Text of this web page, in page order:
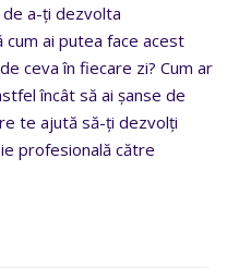
de a-ți dezvolta
cum ai putea face acest
ceva în fiecare zi? Cum ar
încât să ai șanse de
te ajută să-ți dezvolți
profesională către